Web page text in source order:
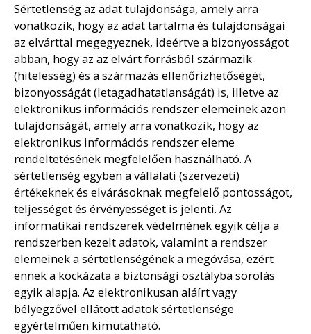
Sértetlenség az adat tulajdonsága, amely arra
vonatkozik, hogy az adat tartalma és tulajdonságai
az elvárttal megegyeznek, ideértve a bizonyosságot
abban, hogy az az elvárt forrásból származik
(hitelesség) és a származás ellenőrizhetőségét,
bizonyosságát (letagadhatatlanságát) is, illetve az
elektronikus információs rendszer elemeinek azon
tulajdonságát, amely arra vonatkozik, hogy az
elektronikus információs rendszer eleme
rendeltetésének megfelelően használható. A
sértetlenség egyben a vállalati (szervezeti)
értékeknek és elvárásoknak megfelelő pontosságot,
teljességet és érvényességet is jelenti. Az
informatikai rendszerek védelmének egyik célja a
rendszerben kezelt adatok, valamint a rendszer
elemeinek a sértetlenségének a megóvása, ezért
ennek a kockázata a biztonsági osztályba sorolás
egyik alapja. Az elektronikusan aláírt vagy
bélyegzővel ellátott adatok sértetlensége
egyértelműen kimutatható.